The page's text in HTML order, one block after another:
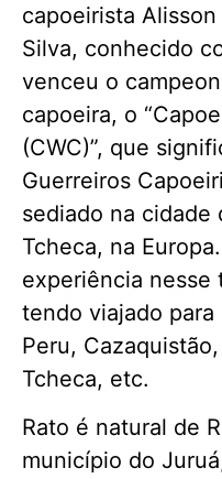
capoeirista
Silva, conhecido
venceu o
capoeira, o
(CWC)”, que
Guerreiros
sediado na cidade
Tcheca, na
experiência nesse
tendo viajado
Peru,
Tcheca, etc.
Rato é natural de
município do